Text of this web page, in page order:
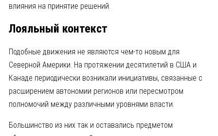
влияния на принятие решений.
Лояльный контекст
Подобные движения не являются чем-то новым для
Северной Америки. На протяжении десятилетий в США и
Канаде периодически возникали инициативы, связанные с
расширением автономии регионов или пересмотром
полномочий между различными уровнями власти.
Большинство из них так и оставались предметом